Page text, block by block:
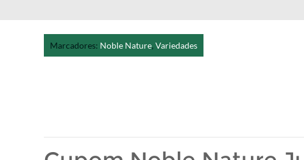
Marcadores: Noble Nature, Variedades